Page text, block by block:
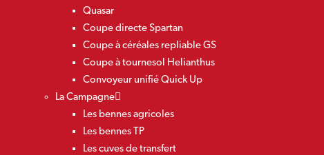
Quasar
Coupe directe Spartan
Coupe à céréales repliable GS
Coupe à tournesol Helianthus
Convoyeur unifié Quick Up
La Campagne
Les bennes agricoles
Les bennes TP
Les cuves de transfert